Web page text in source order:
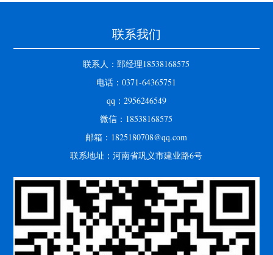
联系我们
联系人：郅经理18538168575
电话：0371-64365751
qq：2956246549
微信：18538168575
邮箱：1825180708@qq.com
联系地址：河南省巩义市建业路6号